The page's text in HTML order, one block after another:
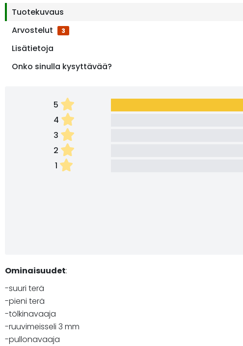
Tuotekuvaus
Arvostelut
3
Lisätietoja
Onko sinulla kysyttävää?
5
4
3
2
1
Ominaisuudet:
-suuri terä
-pieni terä
-tölkinavaaja
-ruuvimeisseli 3 mm
-pullonavaaja